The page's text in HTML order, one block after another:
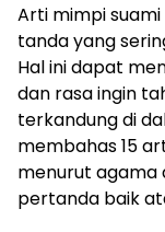
Arti mimpi
tanda yang
Hal ini dapat
dan rasa ingin
terkandung di
membahas 15
menurut agama
pertanda baik